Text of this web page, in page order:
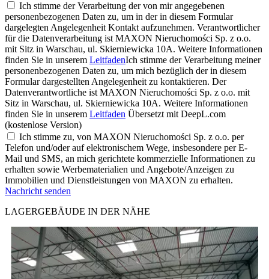
Ich stimme der Verarbeitung der von mir angegebenen
personenbezogenen Daten zu, um in der in diesem Formular
dargelegten Angelegenheit Kontakt aufzunehmen. Verantwortlicher
für die Datenverarbeitung ist MAXON Nieruchomości Sp. z o.o.
mit Sitz in Warschau, ul. Skierniewicka 10A. Weitere Informationen
finden Sie in unserem LeitfadenIch stimme der Verarbeitung meiner
personenbezogenen Daten zu, um mich bezüglich der in diesem
Formular dargestellten Angelegenheit zu kontaktieren. Der
Datenverantwortliche ist MAXON Nieruchomości Sp. z o.o. mit
Sitz in Warschau, ul. Skierniewicka 10A. Weitere Informationen
finden Sie in unserem Leitfaden Übersetzt mit DeepL.com
(kostenlose Version)
Ich stimme zu, von MAXON Nieruchomości Sp. z o.o. per
Telefon und/oder auf elektronischem Wege, insbesondere per E-
Mail und SMS, an mich gerichtete kommerzielle Informationen zu
erhalten sowie Werbematerialien und Angebote/Anzeigen zu
Immobilien und Dienstleistungen von MAXON zu erhalten.
Nachricht senden
LAGERGEBÄUDE IN DER NÄHE